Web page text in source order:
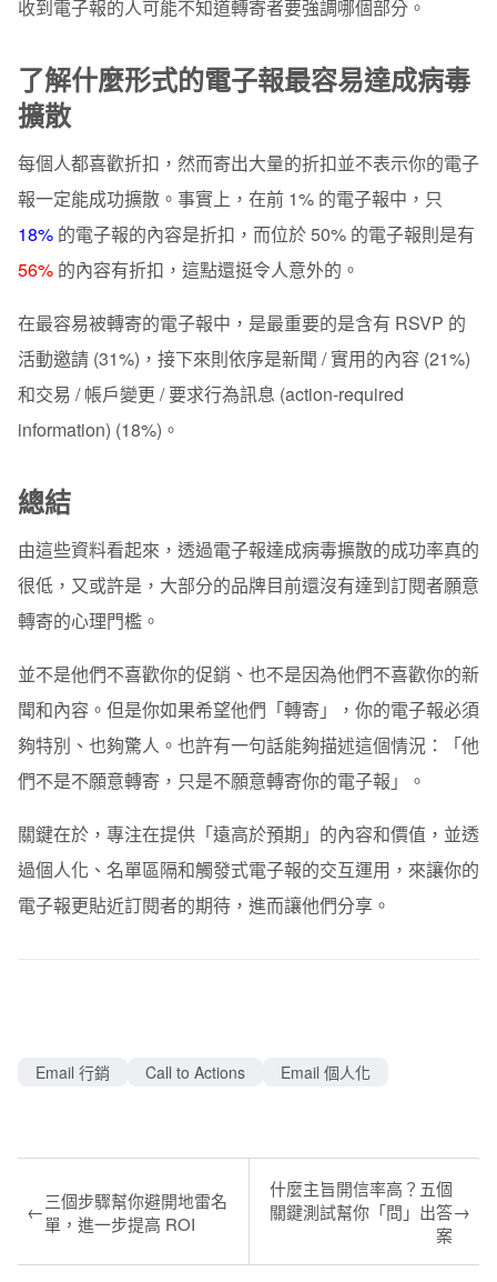
收到電子報的人可能不知道轉寄者要強調哪個部分。
了解什麼形式的電子報最容易達成病毒
擴散
每個人都喜歡折扣，然而寄出大量的折扣並不表示你的電子
報一定能成功擴散。事實上，在前 1% 的電子報中，只
18% 的電子報的內容是折扣，而位於 50% 的電子報則是有
56% 的內容有折扣，這點還挺令人意外的。
在最容易被轉寄的電子報中，是最重要的是含有 RSVP 的
活動邀請 (31%)，接下來則依序是新聞 / 實用的內容 (21%)
和交易 / 帳戶變更 / 要求行為訊息 (action-required
information) (18%)。
總結
由這些資料看起來，透過電子報達成病毒擴散的成功率真的
很低，又或許是，大部分的品牌目前還沒有達到訂閱者願意
轉寄的心理門檻。
並不是他們不喜歡你的促銷、也不是因為他們不喜歡你的新
聞和內容。但是你如果希望他們「轉寄」，你的電子報必須
夠特別、也夠驚人。也許有一句話能夠描述這個情況：「他
們不是不願意轉寄，只是不願意轉寄你的電子報」。
關鍵在於，專注在提供「遠高於預期」的內容和價值，並透
過個人化、名單區隔和觸發式電子報的交互運用，來讓你的
電子報更貼近訂閱者的期待，進而讓他們分享。
Email 行銷 Call to Actions Email 個人化
←三個步驟幫你避開地雷名
單，進一步提高 ROI
什麼主旨開信率高？五個
關鍵測試幫你「問」出答
案
→